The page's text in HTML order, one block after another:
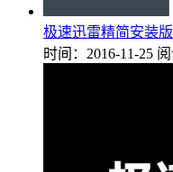
极速迅雷精简安装
时间：2016-11-25